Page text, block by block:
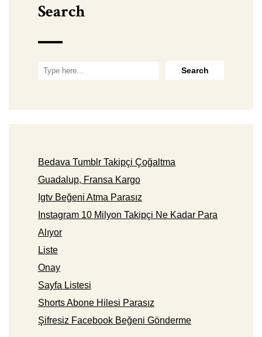
Search
Bedava Tumblr Takipçi Çoğaltma
Guadalup, Fransa Kargo
Igtv Beğeni Atma Parasız
Instagram 10 Milyon Takipçi Ne Kadar Para
Alıyor
Liste
Onay
Sayfa Listesi
Shorts Abone Hilesi Parasız
Şifresiz Facebook Beğeni Gönderme